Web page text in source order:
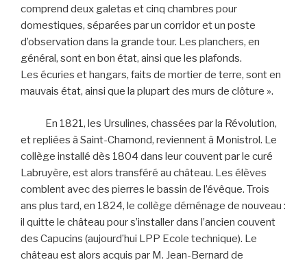
comprend deux galetas et cinq chambres pour
domestiques, séparées par un corridor et un poste
d’observation dans la grande tour. Les planchers, en
général, sont en bon état, ainsi que les plafonds.
Les écuries et hangars, faits de mortier de terre, sont en
mauvais état, ainsi que la plupart des murs de clôture ».
En 1821, les Ursulines, chassées par la Révolution,
et repliées à Saint-Chamond, reviennent à Monistrol. Le
collège installé dès 1804 dans leur couvent par le curé
Labruyère, est alors transféré au château. Les élèves
comblent avec des pierres le bassin de l’évêque. Trois
ans plus tard, en 1824, le collège déménage de nouveau :
il quitte le château pour s’installer dans l’ancien couvent
des Capucins (aujourd’hui LPP Ecole technique). Le
château est alors acquis par M. Jean-Bernard de